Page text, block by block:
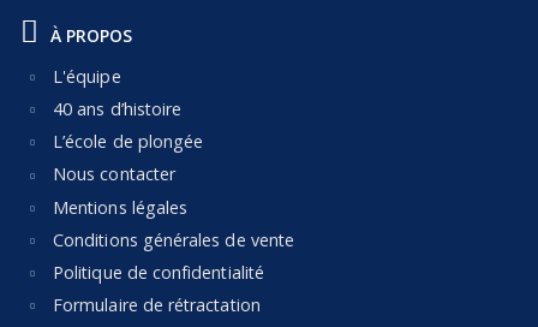
À PROPOS
L'équipe
40 ans d’histoire
L’école de plongée
Nous contacter
Mentions légales
Conditions générales de vente
Politique de confidentialité
Formulaire de rétractation